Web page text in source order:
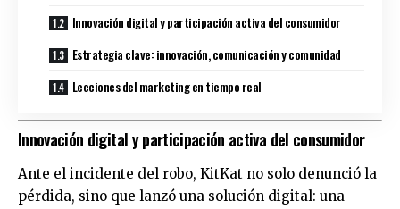
Innovación digital y participación activa del consumidor
Estrategia clave: innovación, comunicación y comunidad
Lecciones del marketing en tiempo real
Innovación digital y participación activa del consumidor
Ante el incidente del robo, KitKat no solo denunció la
pérdida, sino que lanzó una solución digital: una